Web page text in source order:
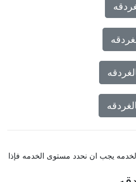
يجب ان نحدد مستوى الخدمه فإذا